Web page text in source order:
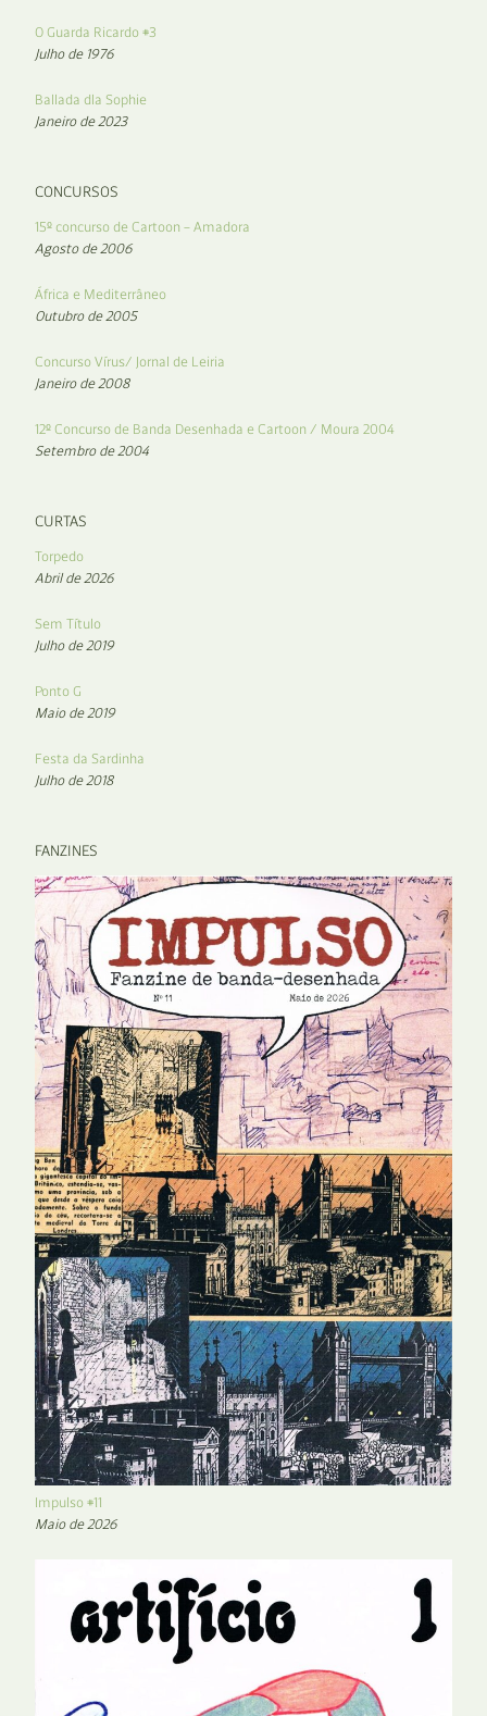
O Guarda Ricardo #3
Julho de 1976
Ballada dla Sophie
Janeiro de 2023
CONCURSOS
15º concurso de Cartoon – Amadora
Agosto de 2006
África e Mediterrâneo
Outubro de 2005
Concurso Vírus/ Jornal de Leiria
Janeiro de 2008
12º Concurso de Banda Desenhada e Cartoon / Moura 2004
Setembro de 2004
CURTAS
Torpedo
Abril de 2026
Sem Título
Julho de 2019
Ponto G
Maio de 2019
Festa da Sardinha
Julho de 2018
FANZINES
Impulso #11
Maio de 2026